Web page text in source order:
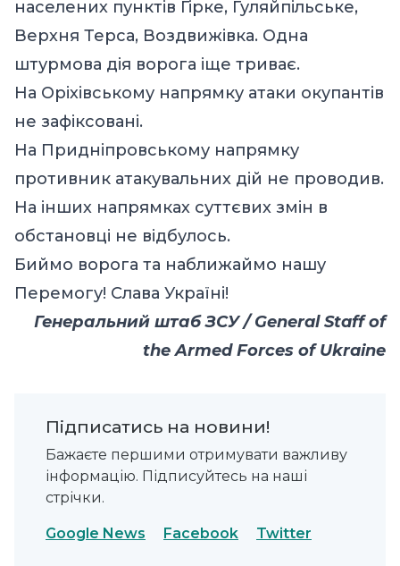
населених пунктів Гірке, Гуляйпільське,
Верхня Терса, Воздвижівка. Одна
штурмова дія ворога іще триває.
На Оріхівському напрямку атаки окупантів
не зафіксовані.
На Придніпровському напрямку
противник атакувальних дій не проводив.
На інших напрямках суттєвих змін в
обстановці не відбулось.
Биймо ворога та наближаймо нашу
Перемогу! Слава Україні!
Генеральний штаб ЗСУ / General Staff of
the Armed Forces of Ukraine
Підписатись на новини!
Бажаєте першими отримувати важливу
інформацію. Підписуйтесь на наші
стрічки.
Google News Facebook Twitter